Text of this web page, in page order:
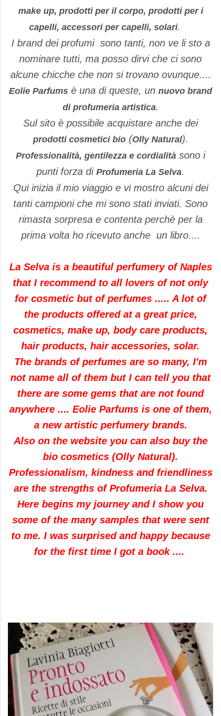
make up, prodotti per il corpo, prodotti per i
capelli, accessori per capelli, solari.
I brand dei profumi sono tanti, non ve li sto a
nominare tutti, ma posso dirvi che ci sono
alcune chicche che non si trovano ovunque....
Eolie Parfums è una di queste, un nuovo brand
di profumeria artistica.
Sul sito è possibile acquistare anche dei
prodotti cosmetici bio(Olly Natural).
Professionalità, gentilezza e cordialità sono i
punti forza di Profumeria La Selva.
Qui inizia il mio viaggio e vi mostro alcuni dei
tanti campioni che mi sono stati inviati. Sono
rimasta sorpresa e contenta perchè per la
prima volta ho ricevuto anche un libro....
La Selva is a beautiful perfumery of Naples
that I recommend to all lovers of not only
for cosmetic but of perfumes ..... A lot of
the products offered at a great price,
cosmetics, make up, body care products,
hair products, hair accessories, solar.
The brands of perfumes are so many, I'm
not name all of them but I can tell you that
there are some gems that are not found
anywhere .... Eolie Parfums is one of them,
a new artistic perfumery brands.
Also on the website you can also buy the
bio cosmetics (Olly Natural).
Professionalism, kindness and friendliness
are the strengths of Profumeria La Selva.
Here begins my journey and I show you
some of the many samples that were sent
to me. I was surprised and happy because
for the first time I got a book ....